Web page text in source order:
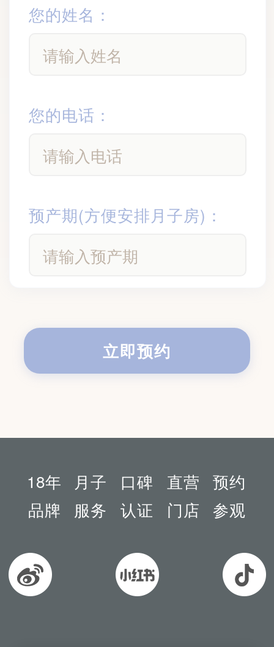
您的姓名：
您的电话：
预产期(方便安排月子房)：
18年
品牌
月子
服务
口碑
认证
直营
门店
预约
参观